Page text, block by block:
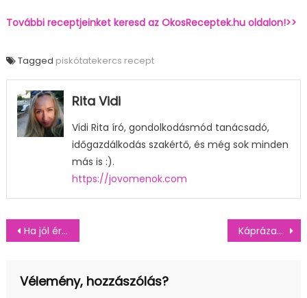
További receptjeinket keresd az OkosReceptek.hu oldalon!>>
Tagged piskótatekercs recept
Rita Vidi
Vidi Rita író, gondolkodásmód tanácsadó,
időgazdálkodás szakértő, és még sok minden
más is :).
https://jovomenok.com
Bejegyzés
Ha jól értem, olajfúró tornyot is tervező cégnél dolgozol? Interjú Bajnóczi Szófiával Hollandiáról Káprázatosan egyszerű recept: sajttal töltött rántott csirke
Vélemény, hozzászólás?